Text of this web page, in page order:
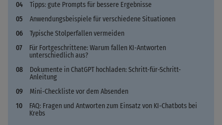
Tipps: gute Prompts für bessere Ergebnisse
Anwendungsbeispiele für verschiedene Situationen
Typische Stolperfallen vermeiden
Für Fortgeschrittene: Warum fallen KI-Antworten
unterschiedlich aus?
Dokumente in ChatGPT hochladen: Schritt-für-Schritt-
Anleitung
Mini-Checkliste vor dem Absenden
FAQ: Fragen und Antworten zum Einsatz von KI-Chatbots bei
Krebs